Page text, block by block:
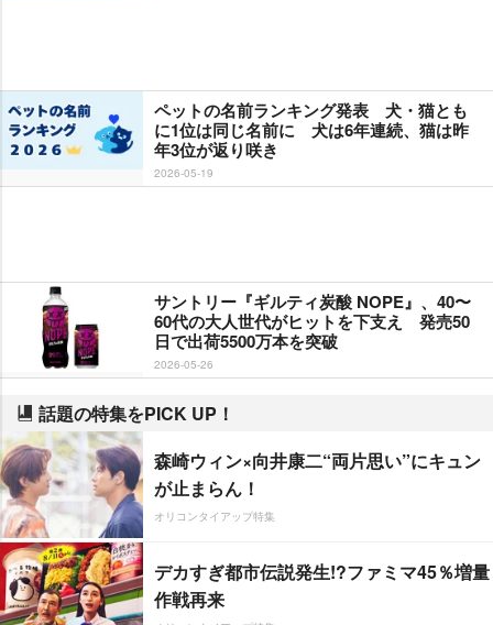
ペットの名前ランキング発表 犬・猫とも
に1位は同じ名前に 犬は6年連続、猫は昨
年3位が返り咲き
2026-05-19
サントリー『ギルティ炭酸 NOPE』、40〜
60代の大人世代がヒットを下支え 発売50
日で出荷5500万本を突破
2026-05-26
話題の特集をPICK UP！
森崎ウィン×向井康二“両片思い”にキュン
が止まらん！
オリコンタイアップ特集
デカすぎ都市伝説発生!?ファミマ45％増量
作戦再来